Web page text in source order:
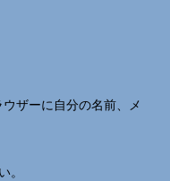
ザーに自分の名前、メ
。